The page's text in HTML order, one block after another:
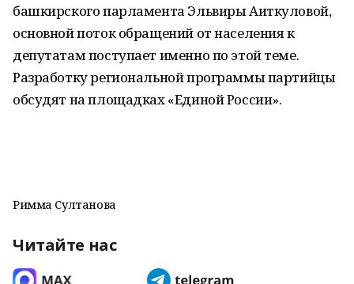
башкирского парламента Эльвиры Аиткуловой,
основной поток обращений от населения к
депутатам поступает именно по этой теме.
Разработку региональной программы партийцы
обсудят на площадках «Единой России».
Римма Султанова
Читайте нас